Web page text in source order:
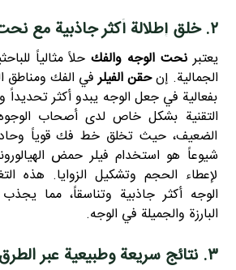
۲. خلق إطلالة أكثر جاذبية مع نحت الوجه والفك
يعتبرنحت الوجه والفكحلاً مثالياً
الجمالية. إنحقن الفيلرفي الفك ومناطق
بفعالية في جعل الوجه يبدو أكثر تحديداً
التقنية بشكل خاص لدى أصحاب
الضعيف، حيث تخلق خط فك قوياً
شيوعاً هو استخدام فيلر حمض
لإعطاء الحجم وتشكيل الزوايا. هذه
الوجه أكثر جاذبية وتناسقاً، مما يجذب
البارزة والجميلة في الوجه.
۳. نتائج سريعة وطبيعية عبر الطرق غير الجراحية